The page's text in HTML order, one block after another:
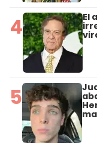
4 El
5